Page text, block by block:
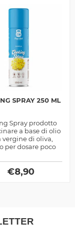
SPRAY 250 ML
Spray prodotto
a base di olio
vergine di oliva,
per dosare poco
antiaderente e
ben...
€8,90